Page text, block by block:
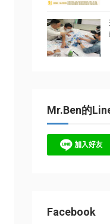
Mr.Ben的
Facebook